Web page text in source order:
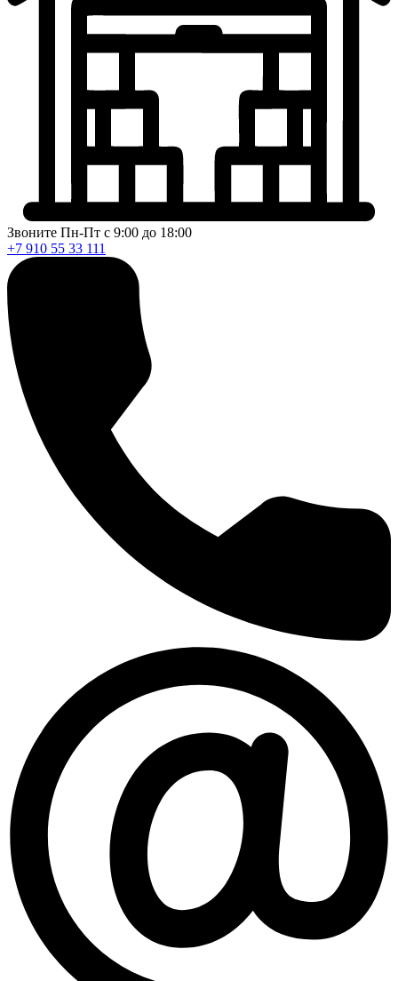
Звоните Пн-Пт с 9:00 до 18:00
+7 910 55 33 111